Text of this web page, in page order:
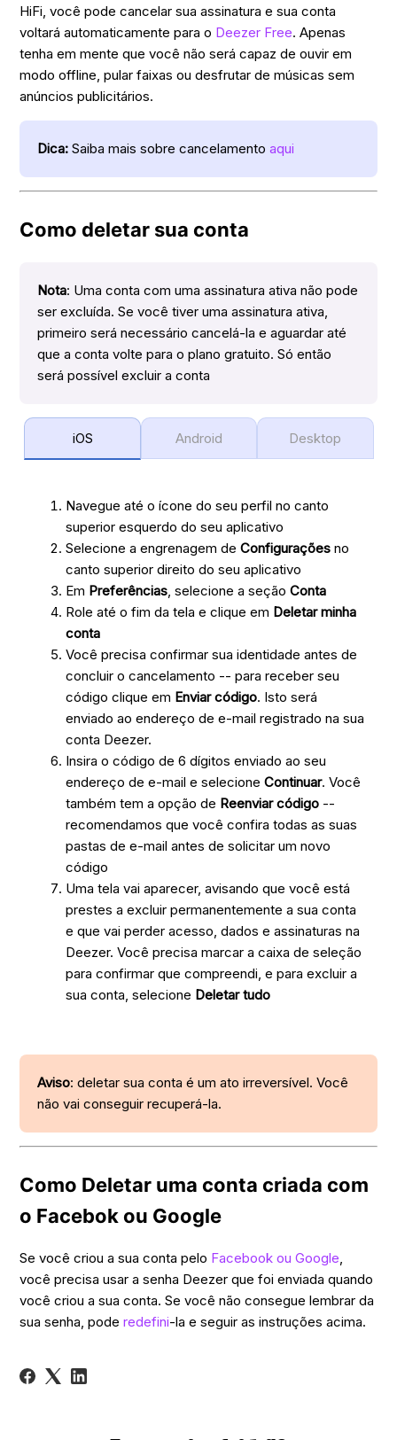
HiFi, você pode cancelar sua assinatura e sua conta
voltará automaticamente para o Deezer Free. Apenas
tenha em mente que você não será capaz de ouvir em
modo offline, pular faixas ou desfrutar de músicas sem
anúncios publicitários.
Dica: Saiba mais sobre cancelamentoaqui
Como deletar sua conta
Nota: Uma conta com uma assinatura ativa não pode
ser excluída. Se você tiver uma assinatura ativa,
primeiro será necessário cancelá-la e aguardar até
que a conta volte para o plano gratuito. Só então
será possível excluir a conta
iOS Android Desktop
Navegue até o ícone do seu perfil no canto
superior esquerdo do seu aplicativo
Selecione a engrenagem deConfigurações no
canto superior direito do seu aplicativo
Em Preferências , selecione a seçãoConta
Role até o fim da tela e clique em Deletar minha
conta
Você precisa confirmar sua identidade antes de
concluir o cancelamento -- para receber seu
código clique em Enviar código. Isto será
enviado ao endereço de e-mail registrado na sua
conta Deezer.
Insira o código de 6 dígitos enviado ao seu
endereço de e-mail e selecioneContinuar. Você
também tem a opção de Reenviar código --
recomendamos que você confira todas as suas
pastas de e-mail antes de solicitar um novo
código
Uma tela vai aparecer, avisando que você está
prestes a excluir permanentemente a sua conta
e que vai perder acesso, dados e assinaturas na
Deezer. Você precisa marcar a caixa de seleção
para confirmar que compreendi, e para excluir a
sua conta, selecione Deletar tudo
Aviso: deletar sua conta é um ato irreversível. Você
não vai conseguir recuperá-la.
Como Deletar uma conta criada com
o Facebok ou Google
Se você criou a sua conta pelo Facebook ou Google,
você precisa usar a senha Deezer que foi enviada quando
você criou a sua conta. Se você não consegue lembrar da
sua senha, poderedefini-la e seguir as instruções acima.